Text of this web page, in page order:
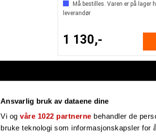
Ansvarlig bruk av dataene dine
Vi ogvåre 1022 partnerne behandler de
bruke teknologi som informasjonskapsler for
Må bestilles. Varen er på lager
leverandør
1 130,-